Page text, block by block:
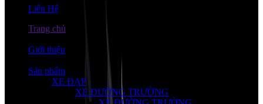
Liên Hệ
Trang chủ
Giới thiệu
Sản phẩm
XE ĐẠP
XE ĐƯỜNG TRƯỜNG